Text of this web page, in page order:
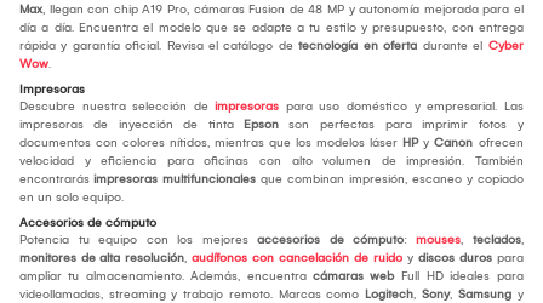
Max, llegan con chip A19 Pro, cámaras Fusion de 48 MP y autonomía mejorada para el
día a día. Encuentra el modelo que se adapte a tu estilo y presupuesto, con entrega
rápida y garantía oficial. Revisa el catálogo de tecnología en oferta durante el Cyber
Wow.
Impresoras
Descubre nuestra selección de impresoras para uso doméstico y empresarial. Las
impresoras de inyección de tinta Epson son perfectas para imprimir fotos y
documentos con colores nítidos, mientras que los modelos láser HP y Canon ofrecen
velocidad y eficiencia para oficinas con alto volumen de impresión. También
encontrarás impresoras multifuncionales que combinan impresión, escaneo y copiado
en un solo equipo.
Accesorios de cómputo
Potencia tu equipo con los mejores accesorios de cómputo: mouses, teclados,
monitores de alta resolución, audífonos con cancelación de ruido y discos duros para
ampliar tu almacenamiento. Además, encuentra cámaras webFull HD ideales para
videollamadas, streaming y trabajo remoto. Marcas como Logitech, Sony, Samsung y